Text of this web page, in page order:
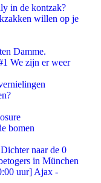
in de kontzak?
willen op je
Damme.
We zijn er weer
bomen
naar de 0
in München
uur] Ajax -